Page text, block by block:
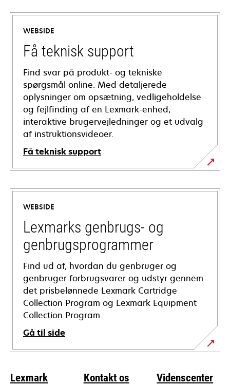
WEBSIDE
Få teknisk support
Find svar på produkt- og tekniske
spørgsmål online. Med detaljerede
oplysninger om opsætning, vedligeholdelse
og fejlfinding af en Lexmark-enhed,
interaktive brugervejledninger og et udvalg
af instruktionsvideoer.
Få teknisk support
opens
in
new
tab
WEBSIDE
Lexmarks genbrugs- og
genbrugsprogrammer
Find ud af, hvordan du genbruger og
genbruger forbrugsvarer og udstyr gennem
det prisbelønnede Lexmark Cartridge
Collection Program og Lexmark Equipment
Collection Program.
Gå til side
Lexmark Kontakt os Videnscenter